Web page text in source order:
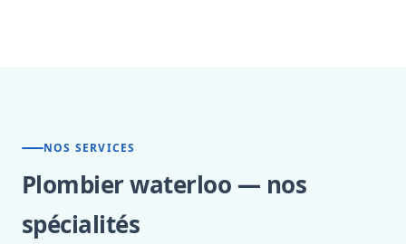
NOS SERVICES
Plombier waterloo — nos
spécialités